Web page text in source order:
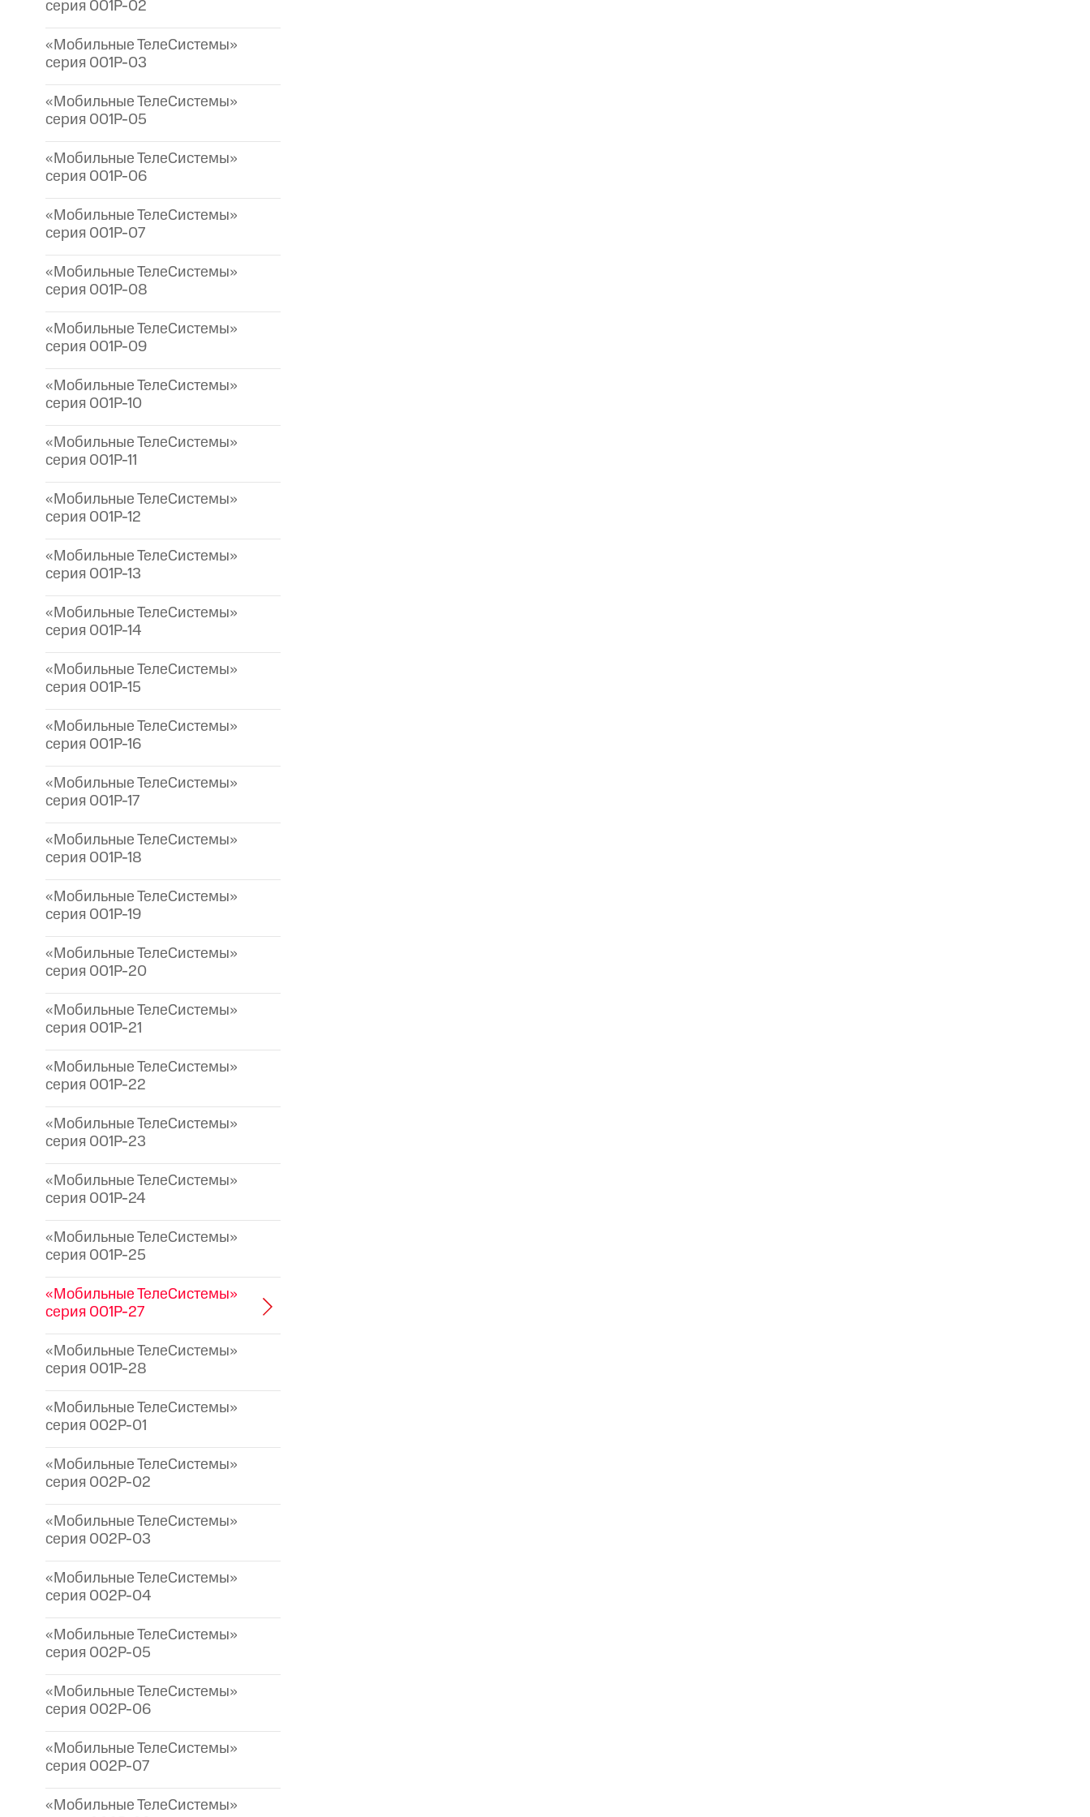
серия 001P-02
«Мобильные ТелеСистемы»
серия 001P-03
«Мобильные ТелеСистемы»
серия 001P-05
«Мобильные ТелеСистемы»
серия 001P-06
«Мобильные ТелеСистемы»
серия 001P-07
«Мобильные ТелеСистемы»
серия 001P-08
«Мобильные ТелеСистемы»
серия 001P-09
«Мобильные ТелеСистемы»
серия 001P-10
«Мобильные ТелеСистемы»
серия 001P-11
«Мобильные ТелеСистемы»
серия 001P-12
«Мобильные ТелеСистемы»
серия 001P-13
«Мобильные ТелеСистемы»
серия 001P-14
«Мобильные ТелеСистемы»
серия 001P-15
«Мобильные ТелеСистемы»
серия 001P-16
«Мобильные ТелеСистемы»
серия 001P-17
«Мобильные ТелеСистемы»
серия 001P-18
«Мобильные ТелеСистемы»
серия 001P-19
«Мобильные ТелеСистемы»
серия 001P-20
«Мобильные ТелеСистемы»
серия 001P-21
«Мобильные ТелеСистемы»
серия 001P-22
«Мобильные ТелеСистемы»
серия 001P-23
«Мобильные ТелеСистемы»
серия 001P-24
«Мобильные ТелеСистемы»
серия 001P-25
«Мобильные ТелеСистемы»
серия 001P-27
«Мобильные ТелеСистемы»
серия 001P-28
«Мобильные ТелеСистемы»
серия 002P-01
«Мобильные ТелеСистемы»
серия 002P-02
«Мобильные ТелеСистемы»
серия 002P-03
«Мобильные ТелеСистемы»
серия 002P-04
«Мобильные ТелеСистемы»
серия 002P-05
«Мобильные ТелеСистемы»
серия 002P-06
«Мобильные ТелеСистемы»
серия 002P-07
«Мобильные ТелеСистемы»